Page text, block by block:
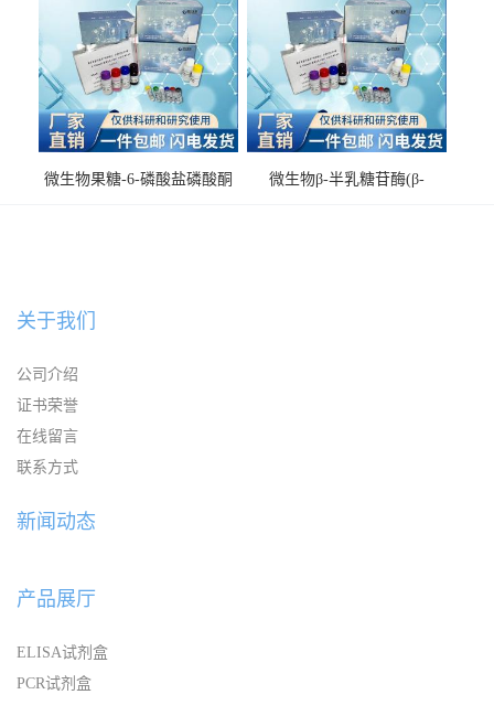
微生物果糖-6-磷酸盐磷酸酮
微生物β-半乳糖苷酶(β-
关于我们
公司介绍
证书荣誉
在线留言
联系方式
新闻动态
产品展厅
ELISA试剂盒
PCR试剂盒